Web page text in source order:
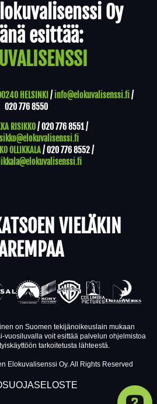
Oy
esittää:
HELSINKI / info@elokuvalisenssi.fi/
020 776 8550
RISIKKO/020 776 8551/
OLLIKKALA/020 776 8552/
VIELÄKIN
on Suomen tekijänoikeuslain mukaan
vuosiluvalla voit esittää palvelun ohjelmistoa
tarkoitetusta lähteestä.
Elokuvalisenssi Oy. All Rights Reserved